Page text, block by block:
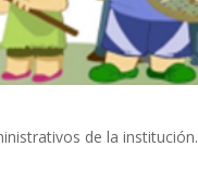
de la institución.